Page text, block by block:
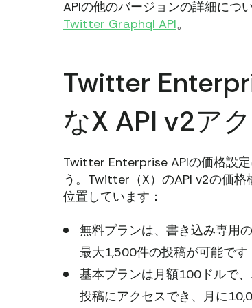
APIの他のバージョンの詳細につ
Twitter Graphql API。
Twitter
なX API v2ア
Twitter Enterprise APIの価格設
う。Twitter（X）のAPI v2の価
位置しています：
無料プランは、書き込み専用
最大1,500件の投稿が可能です
基本プランは月額100ドルで
投稿にアクセスでき、月に